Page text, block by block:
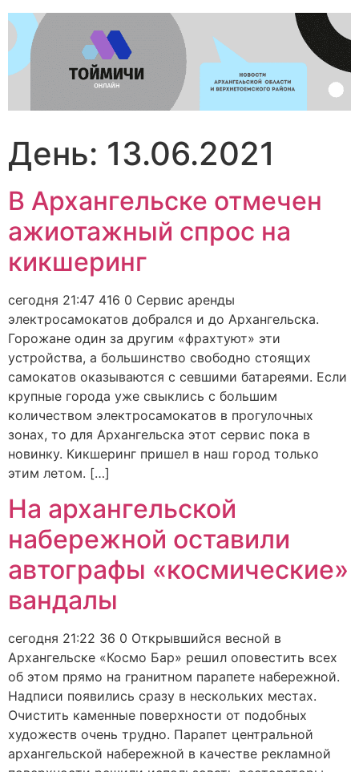
Перейти
содержимому
День: 13.06.2021
В Архангельске отмечен
ажиотажный спрос на
кикшеринг
сегодня 21:47 416 0 Сервис аренды
электросамокатов добрался и до Архангельска.
Горожане один за другим «фрахтуют» эти
устройства, а большинство свободно стоящих
самокатов оказываются с севшими батареями. Если
крупные города уже свыклись с большим
количеством электросамокатов в прогулочных
зонах, то для Архангельска этот сервис пока в
новинку. Кикшеринг пришел в наш город только
этим летом. […]
На архангельской
набережной оставили
автографы «космические»
вандалы
сегодня 21:22 36 0 Открывшийся весной в
Архангельске «Космо Бар» решил оповестить всех
об этом прямо на гранитном парапете набережной.
Надписи появились сразу в нескольких местах.
Очистить каменные поверхности от подобных
художеств очень трудно. Парапет центральной
архангельской набережной в качестве рекламной